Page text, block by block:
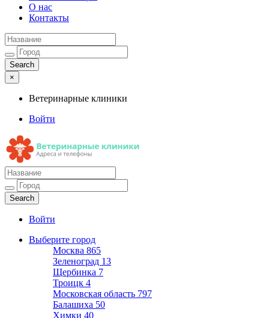
О нас
Контакты
×
Ветеринарные клиники
Войти
Ветеринарные клиники
Адреса и телефоны
Войти
Выберите город
Москва 865
Зеленоград 13
Щербинка 7
Троицк 4
Московская область 797
Балашиха 50
Химки 40